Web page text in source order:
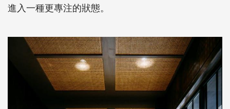
進入一種更專注的狀態。